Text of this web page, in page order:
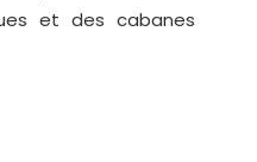
et des cabanes